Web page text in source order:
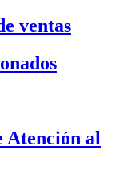
ventas
Atención al